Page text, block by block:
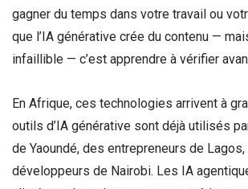
gagner du temps dans votre travail ou
que l’IA générative crée du contenu —
infaillible — c’est apprendre à vérifier
En Afrique, ces technologies arrivent à
outils d’IA générative sont déjà utilisés
de Yaoundé, des entrepreneurs de
développeurs de Nairobi. Les IA